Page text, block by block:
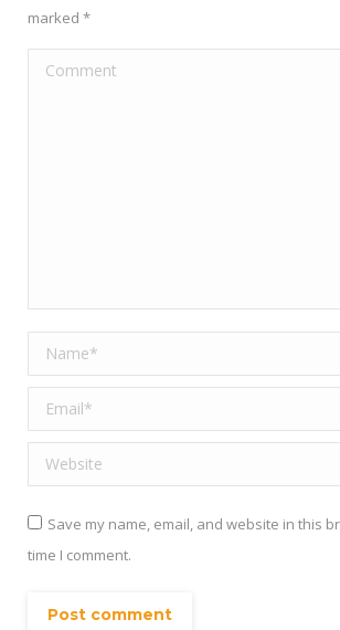
marked *
Comment
Name *
Email *
Website
Save my name, email, and website in this
time I comment.
Post comment